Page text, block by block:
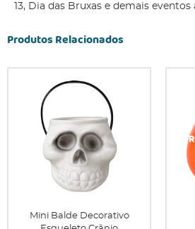
13, Dia das Bruxas e demais eventos
Produtos Relacionados
Mini Balde Decorativo